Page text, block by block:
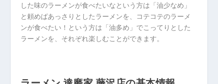
した味のラーメンが食べたいなという方は「油少なめ」
と頼めばあっさりとしたラーメンを、コテコテのラーメ
ンが食べたい！という方は「油多め」でこってりとした
ラーメンを、それぞれ楽しむことができます。